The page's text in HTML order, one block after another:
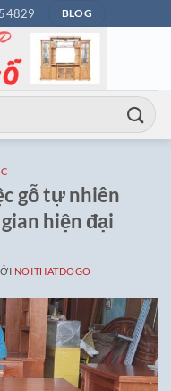
BLOG
gỗ tự nhiên
hiện đại
NOITHATDOGO